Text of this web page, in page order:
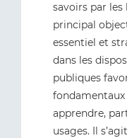
savoirs par
principal
essentiel et
dans les
publiques
fondamentaux
apprendre,
usages. Il